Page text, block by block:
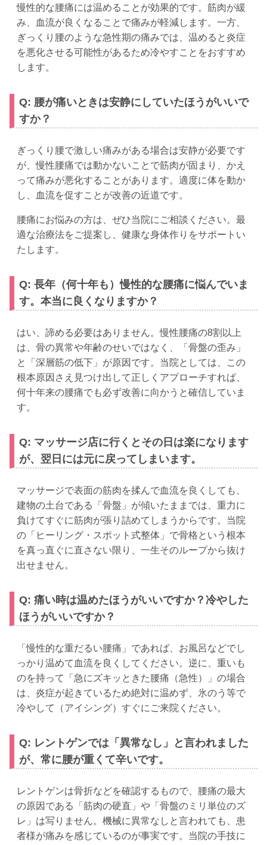
慢性的な腰痛には温めることが効果的です。筋肉が緩
み、血流が良くなることで痛みが軽減します。一方、
ぎっくり腰のような急性期の痛みでは、温めると炎症
を悪化させる可能性があるため冷やすことをおすすめ
します。
Q: 腰が痛いときは安静にしていたほうがいいで
すか？
ぎっくり腰で激しい痛みがある場合は安静が必要です
が、慢性腰痛では動かないことで筋肉が固まり、かえ
って痛みが悪化することがあります。適度に体を動か
し、血流を促すことが改善の近道です。
腰痛にお悩みの方は、ぜひ当院にご相談ください。最
適な治療法をご提案し、健康な身体作りをサポートい
たします。
Q: 長年（何十年も）慢性的な腰痛に悩んでいま
す。本当に良くなりますか？
はい、諦める必要はありません。慢性腰痛の8割以上
は、骨の異常や年齢のせいではなく、「骨盤の歪み」
と「深層筋の低下」が原因です。当院としては、この
根本原因さえ見つけ出して正しくアプローチすれば、
何十年来の腰痛でも必ず改善に向かうと確信していま
す。
Q: マッサージ店に行くとその日は楽になります
が、翌日には元に戻ってしまいます。
マッサージで表面の筋肉を揉んで血流を良くしても、
建物の土台である「骨盤」が傾いたままでは、重力に
負けてすぐに筋肉が張り詰めてしまうからです。当院
の「ヒーリング・スポット式整体」で骨格という根本
を真っ直ぐに直さない限り、一生そのループから抜け
出せません。
Q: 痛い時は温めたほうがいいですか？冷やした
ほうがいいですか？
「慢性的な重だるい腰痛」であれば、お風呂などでし
っかり温めて血流を良くしてください。逆に、重いも
のを持って「急にズキッときた腰痛（急性）」の場合
は、炎症が起きているため絶対に温めず、氷のう等で
冷やして（アイシング）すぐにご来院ください。
Q: レントゲンでは「異常なし」と言われました
が、常に腰が重くて辛いです。
レントゲンは骨折などを確認するもので、腰痛の最大
の原因である「筋肉の硬直」や「骨盤のミリ単位のズ
レ」は写りません。機械に異常なしと言われても、患
者様が痛みを感じているのが事実です。当院の手技に